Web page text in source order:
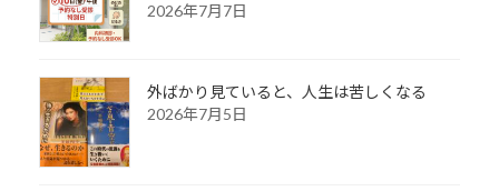
2026年7月7日
外ばかり見ていると、人生は苦しくなる
2026年7月5日